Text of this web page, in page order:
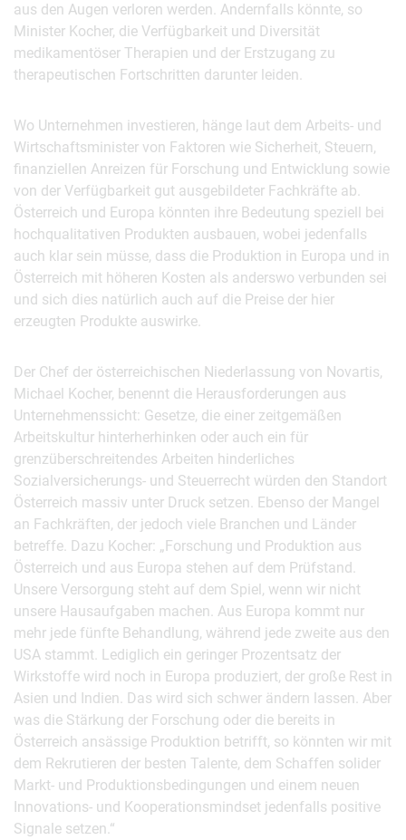
aus den Augen verloren werden. Andernfalls könnte, so
Minister Kocher, die Verfügbarkeit und Diversität
medikamentöser Therapien und der Erstzugang zu
therapeutischen Fortschritten darunter leiden.
Wo Unternehmen investieren, hänge laut dem Arbeits- und
Wirtschaftsminister von Faktoren wie Sicherheit, Steuern,
finanziellen Anreizen für Forschung und Entwicklung sowie
von der Verfügbarkeit gut ausgebildeter Fachkräfte ab.
Österreich und Europa könnten ihre Bedeutung speziell bei
hochqualitativen Produkten ausbauen, wobei jedenfalls
auch klar sein müsse, dass die Produktion in Europa und in
Österreich mit höheren Kosten als anderswo verbunden sei
und sich dies natürlich auch auf die Preise der hier
erzeugten Produkte auswirke.
Der Chef der österreichischen Niederlassung von Novartis,
Michael Kocher, benennt die Herausforderungen aus
Unternehmenssicht: Gesetze, die einer zeitgemäßen
Arbeitskultur hinterherhinken oder auch ein für
grenzüberschreitendes Arbeiten hinderliches
Sozialversicherungs- und Steuerrecht würden den Standort
Österreich massiv unter Druck setzen. Ebenso der Mangel
an Fachkräften, der jedoch viele Branchen und Länder
betreffe. Dazu Kocher: „Forschung und Produktion aus
Österreich und aus Europa stehen auf dem Prüfstand.
Unsere Versorgung steht auf dem Spiel, wenn wir nicht
unsere Hausaufgaben machen. Aus Europa kommt nur
mehr jede fünfte Behandlung, während jede zweite aus den
USA stammt. Lediglich ein geringer Prozentsatz der
Wirkstoffe wird noch in Europa produziert, der große Rest in
Asien und Indien. Das wird sich schwer ändern lassen. Aber
was die Stärkung der Forschung oder die bereits in
Österreich ansässige Produktion betrifft, so könnten wir mit
dem Rekrutieren der besten Talente, dem Schaffen solider
Markt- und Produktionsbedingungen und einem neuen
Innovations- und Kooperationsmindset jedenfalls positive
Signale setzen.“